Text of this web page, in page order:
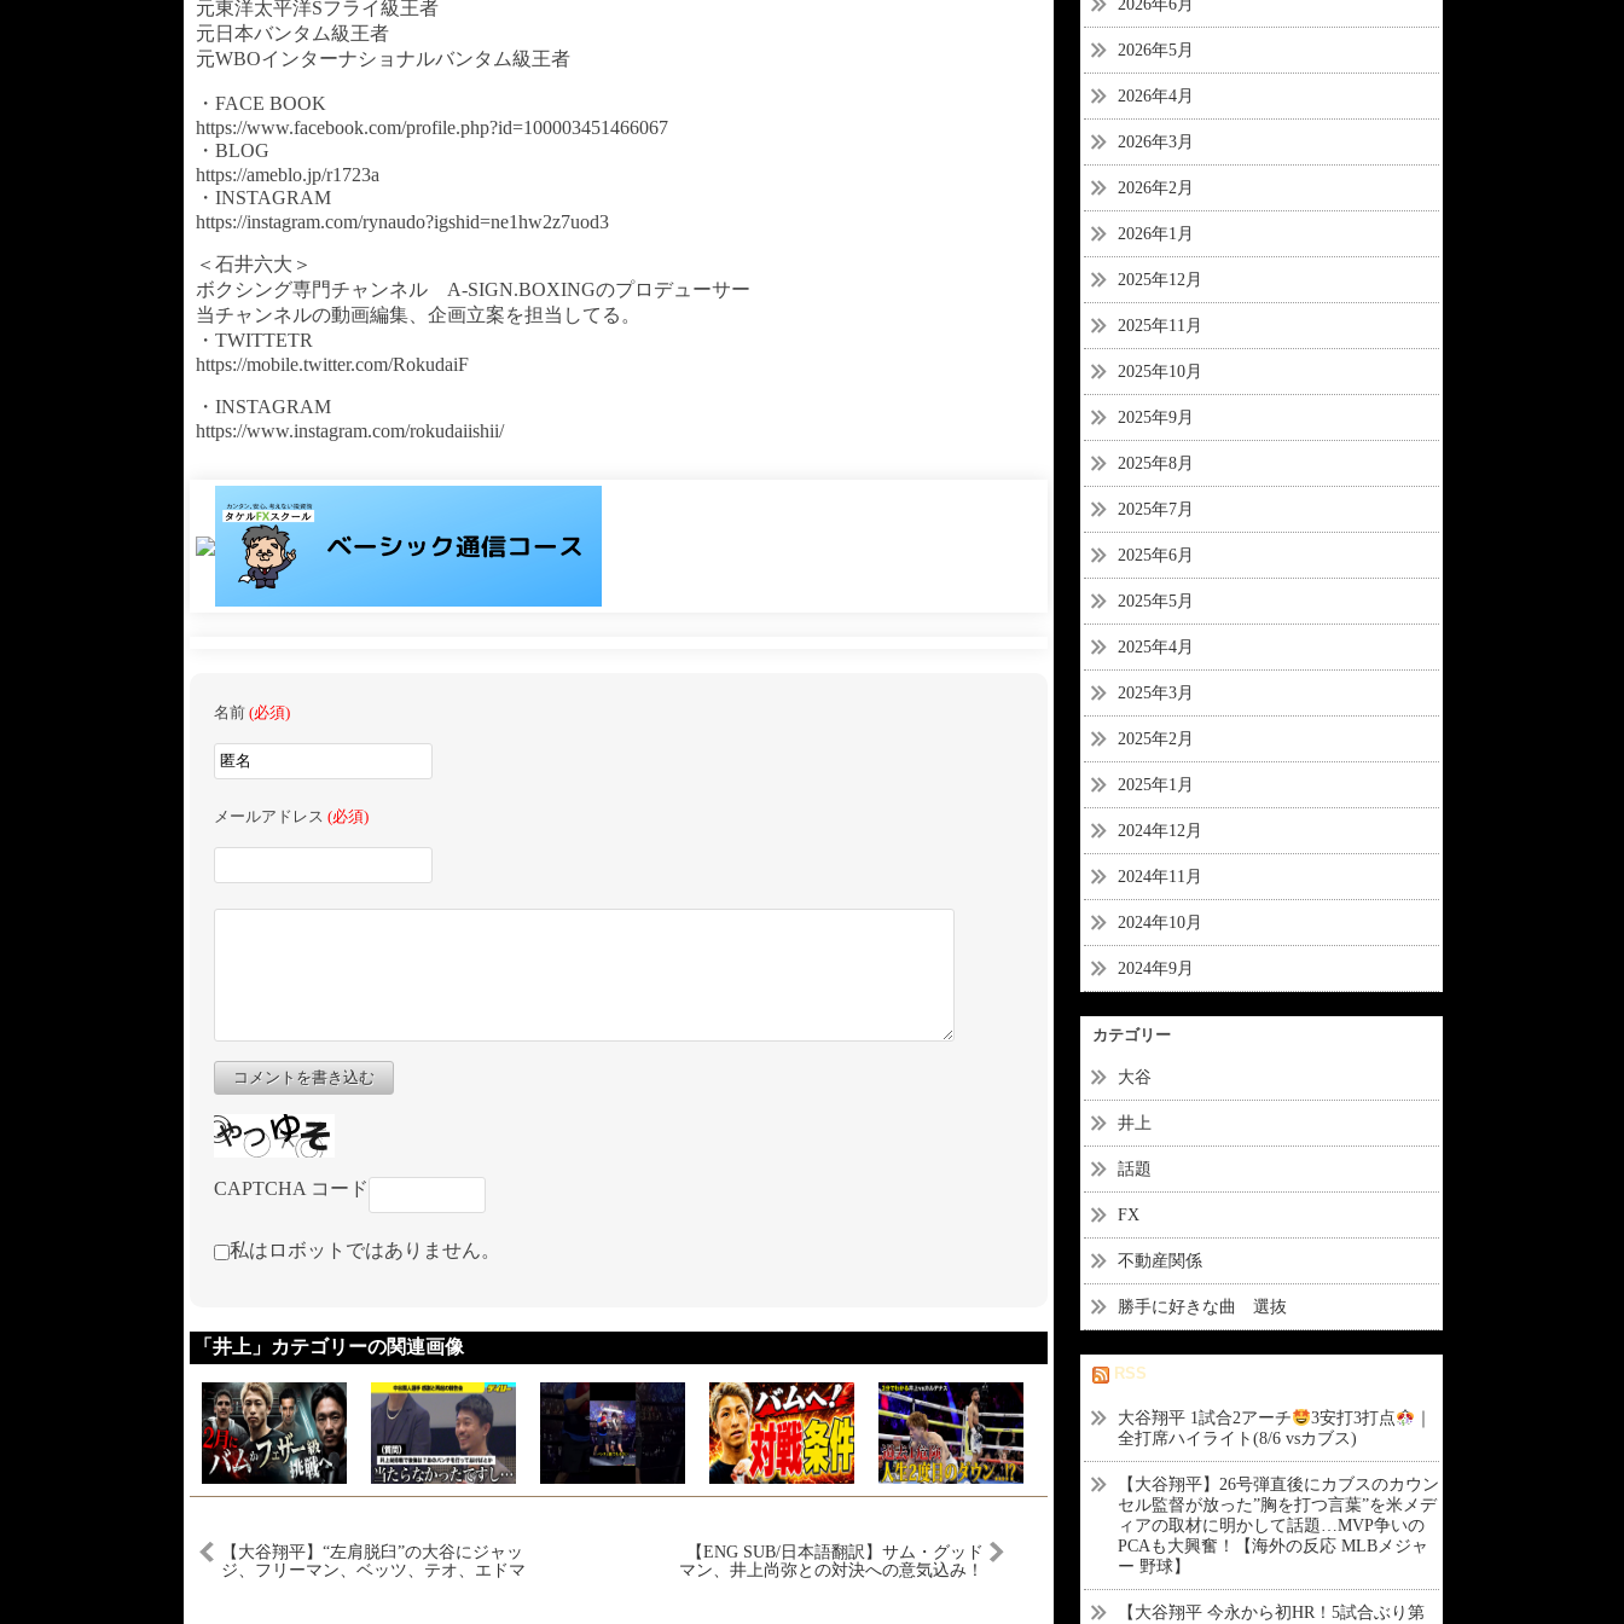
元東洋太平洋Sフライ級王者
元日本バンタム級王者
元WBOインターナショナルバンタム級王者
・FACE BOOK
https://www.facebook.com/profile.php?id=100003451466067
・BLOG
https://ameblo.jp/r1723a
・INSTAGRAM
https://instagram.com/rynaudo?igshid=ne1hw2z7uod3
＜石井六大＞
ボクシング専門チャンネル A-SIGN.BOXINGのプロデューサー
当チャンネルの動画編集、企画立案を担当してる。
・TWITTETR
https://mobile.twitter.com/RokudaiF
・INSTAGRAM
https://www.instagram.com/rokudaiishii/
名前 (必須)
メールアドレス (必須)
コメントを書き込む
CAPTCHA コード
私はロボットではありません。
「井上」カテゴリーの関連画像
【大谷翔平】“左肩脱臼”の大谷にジャッ
ジ、フリーマン、ベッツ、テオ、エドマ
【ENG SUB/日本語翻訳】サム・グッド
マン、井上尚弥との対決への意気込み！
2026年6月
2026年5月
2026年4月
2026年3月
2026年2月
2026年1月
2025年12月
2025年11月
2025年10月
2025年9月
2025年8月
2025年7月
2025年6月
2025年5月
2025年4月
2025年3月
2025年2月
2025年1月
2024年12月
2024年11月
2024年10月
2024年9月
カテゴリー
大谷
井上
話題
FX
不動産関係
勝手に好きな曲 選抜
RSS
大谷翔平 1試合2アーチ 3安打3打点
全打席ハイライト(8/6 vsカブス)
【大谷翔平】26号弾直後にカブスのカウン
セル監督が放った”胸を打つ言葉”を米メデ
ィアの取材に明かして話題…MVP争いの
PCAも大興奮！【海外の反応 MLBメジャ
ー 野球】
【大谷翔平 今永から初HR！5試合ぶり第